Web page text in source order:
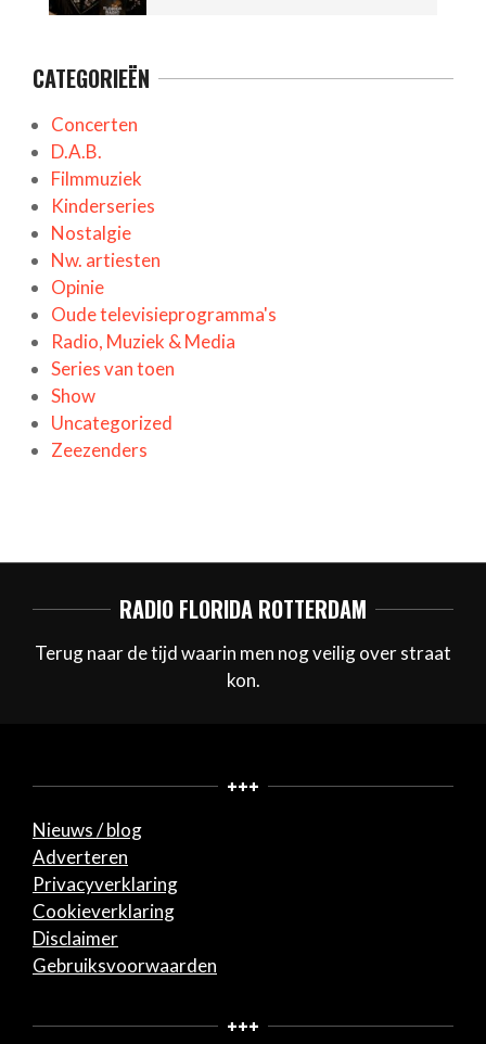
CATEGORIEËN
Concerten
D.A.B.
Filmmuziek
Kinderseries
Nostalgie
Nw. artiesten
Opinie
Oude televisieprogramma's
Radio, Muziek & Media
Series van toen
Show
Uncategorized
Zeezenders
RADIO FLORIDA ROTTERDAM
Terug naar de tijd waarin men nog veilig over straat
kon.
+++
Nieuws / blog
Adverteren
Privacyverklaring
Cookieverklaring
Disclaimer
Gebruiksvoorwaarden
+++